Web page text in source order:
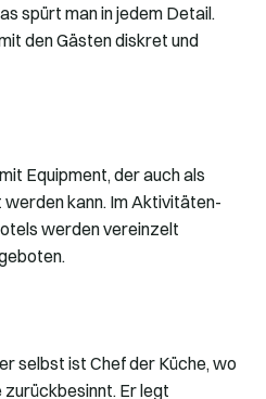
spürt man in jedem Detail.
den Gästen diskret und
Equipment, der auch als
kann. Im Aktivitäten-
werden vereinzelt
selbst ist Chef der Küche, wo
Er legt